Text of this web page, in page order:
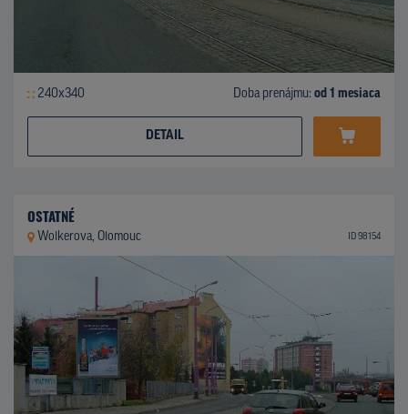
240x340 Doba prenájmu: od 1 mesiaca
DETAIL
OSTATNÉ
Wolkerova, Olomouc ID 98154